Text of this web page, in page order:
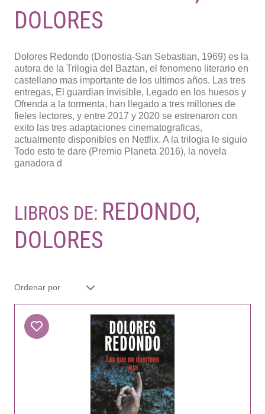
DOLORES
Dolores Redondo (Donostia-San Sebastian, 1969) es la
autora de la Trilogia del Baztan, el fenomeno literario en
castellano mas importante de los ultimos años. Las tres
entregas, El guardian invisible, Legado en los huesos y
Ofrenda a la tormenta, han llegado a tres millones de
fieles lectores, y entre 2017 y 2020 se estrenaron con
exito las tres adaptaciones cinematograficas,
actualmente disponibles en Netflix. A la trilogia le siguio
Todo esto te dare (Premio Planeta 2016), la novela
ganadora d
LIBROS DE: REDONDO,
DOLORES